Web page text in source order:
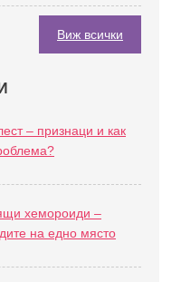
Виж всички
– признаци и как
хемороиди –
на едно място